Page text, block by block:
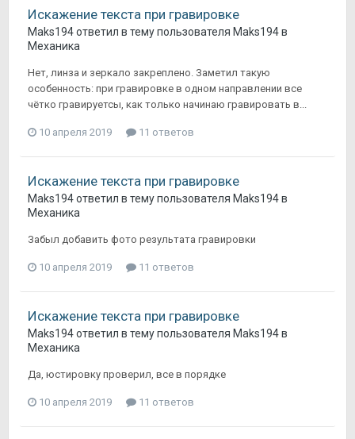
Искажение текста при гравировке
Maks194ответил в тему пользователя Maks194в
Механика
Нет, линза и зеркало закреплено. Заметил такую
особенность: при гравировке в одном направлении все
чётко гравируетсы, как только начинаю гравировать в...
10 апреля 2019 11 ответов
Искажение текста при гравировке
Maks194ответил в тему пользователя Maks194в
Механика
Забыл добавить фото результата гравировки
10 апреля 2019 11 ответов
Искажение текста при гравировке
Maks194ответил в тему пользователя Maks194в
Механика
Да, юстировку проверил, все в порядке
10 апреля 2019 11 ответов